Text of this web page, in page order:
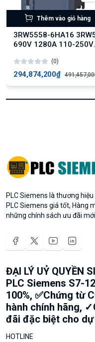
Thêm vào giỏ hàng
3RW5558-6HA16
690V 1280A 110-250V
(0)
294,874,200₫
PLC Siemens là thương
PLC Siemens giá tốt, Hàng
những chính sách ưu đãi
ĐẠI LÝ UỶ QUYỀN
PLC Siemens S7-
100%, ✅Chứng từ
hành chính hãng,
đãi đặc biệt cho dự
HOTLINE